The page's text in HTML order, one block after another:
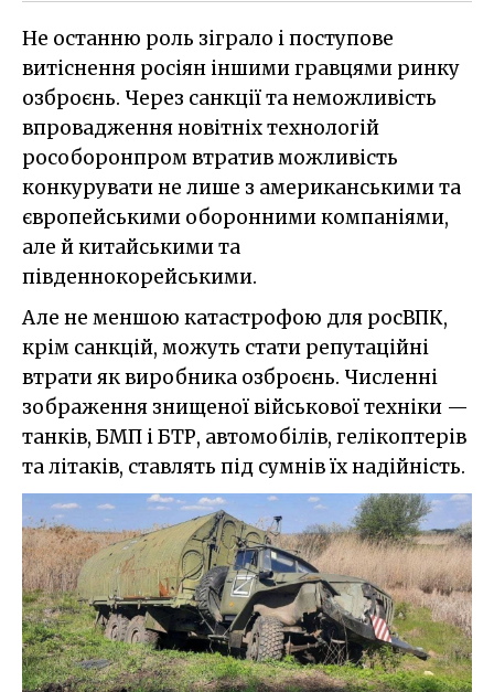
Не останню роль зіграло і поступове
витіснення росіян іншими гравцями ринку
озброєнь. Через санкції та неможливість
впровадження новітніх технологій
рособоронпром втратив можливість
конкурувати не лише з американськими та
європейськими оборонними компаніями,
але й китайськими та
південнокорейськими.
Але не меншою катастрофою для росВПК,
крім санкцій, можуть стати репутаційні
втрати як виробника озброєнь. Численні
зображення знищеної військової техніки —
танків, БМП і БТР, автомобілів, гелікоптерів
та літаків, ставлять під сумнів їх надійність.